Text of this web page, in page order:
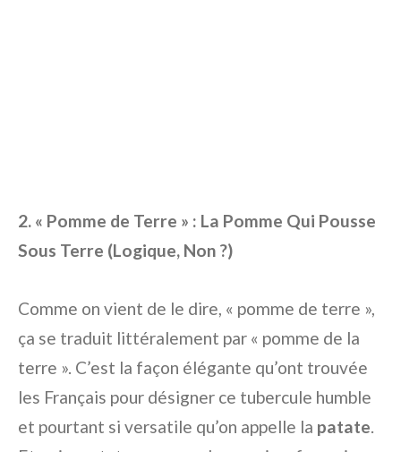
2. « Pomme de Terre » : La Pomme Qui Pousse
Sous Terre (Logique, Non ?)
Comme on vient de le dire, « pomme de terre »,
ça se traduit littéralement par « pomme de la
terre ». C’est la façon élégante qu’ont trouvée
les Français pour désigner ce tubercule humble
et pourtant si versatile qu’on appelle la patate.